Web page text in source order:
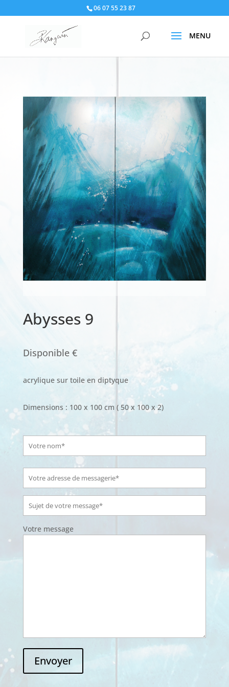
06 07 55 23 87
Abysses 9
Disponible €
acrylique sur toile en diptyque
Dimensions : 100 x 100 cm ( 50 x 100 x 2)
Votre message
Envoyer